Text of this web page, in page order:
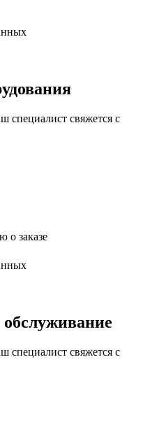
специалист свяжется с
о заказе
обслуживание
специалист свяжется с